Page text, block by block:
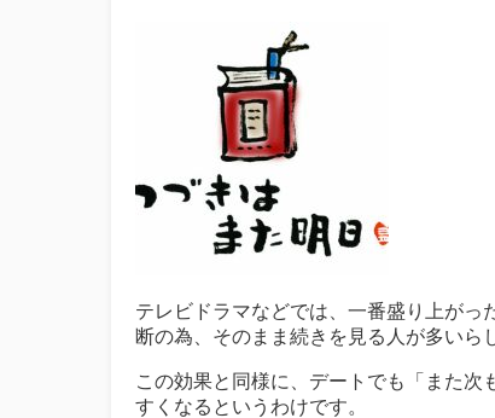
テレビドラマなどでは、一番盛り上がっ
断の為、そのまま続きを見る人が多いら
この効果と同様に、デートでも「また
すくなるというわけです。